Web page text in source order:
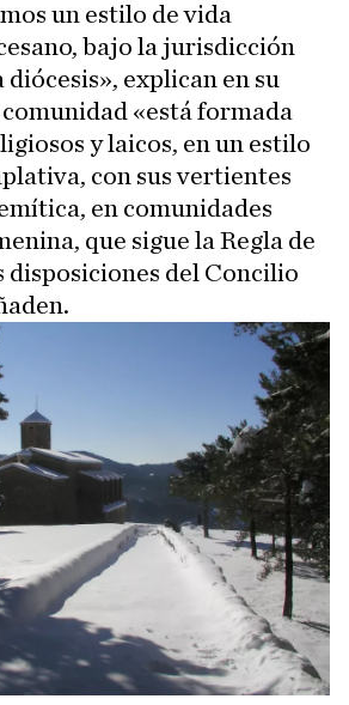
un estilo de vida
bajo la jurisdicción
diócesis», explican en su
comunidad «está formada
y laicos, en un estilo
con sus vertientes
en comunidades
que sigue la Regla de
disposiciones del Concilio